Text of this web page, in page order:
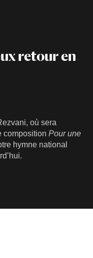
retour en
où sera
composition Pour une
hymne national